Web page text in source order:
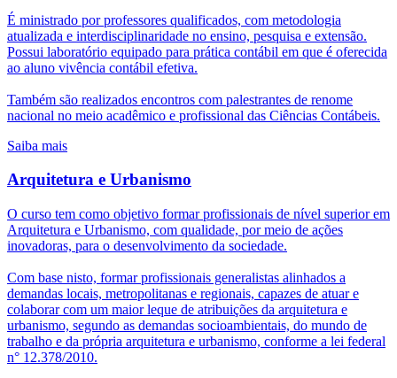
É ministrado por professores qualificados, com metodologia
atualizada e interdisciplinaridade no ensino, pesquisa e extensão.
Possui laboratório equipado para prática contábil em que é oferecida
ao aluno vivência contábil efetiva.
Também são realizados encontros com palestrantes de renome
nacional no meio acadêmico e profissional das Ciências Contábeis.
Saiba mais
Arquitetura e Urbanismo
O curso tem como objetivo formar profissionais de nível superior em
Arquitetura e Urbanismo, com qualidade, por meio de ações
inovadoras, para o desenvolvimento da sociedade.
Com base nisto, formar profissionais generalistas alinhados a
demandas locais, metropolitanas e regionais, capazes de atuar e
colaborar com um maior leque de atribuições da arquitetura e
urbanismo, segundo as demandas socioambientais, do mundo de
trabalho e da própria arquitetura e urbanismo, conforme a lei federal
n° 12.378/2010.